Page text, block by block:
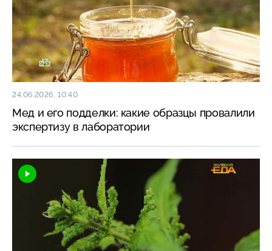
24.06.2026, 10:40
Мед и его подделки: какие образцы провалили
экспертизу в лаборатории